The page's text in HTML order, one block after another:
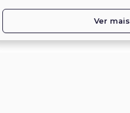
Ver mais